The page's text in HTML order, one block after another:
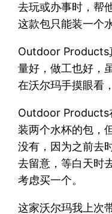
去玩或办事时，帮
这款包只能装一个
Outdoor Products
量好，做工也好，
在沃尔玛手摸眼看
Outdoor Products
装两个水杯的包，
没有，因为之前去
去留意，等白天时
考虑买一个。
这家沃尔玛我上次